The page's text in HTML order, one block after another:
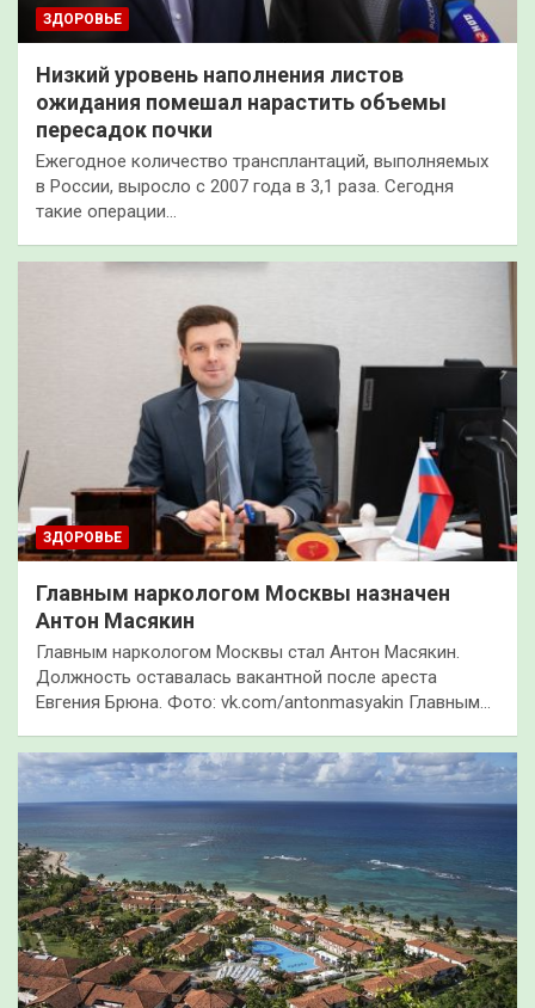
ЗДОРОВЬЕ
Низкий уровень наполнения листов
ожидания помешал нарастить объемы
пересадок почки
Ежегодное количество трансплантаций, выполняемых
в России, выросло с 2007 года в 3,1 раза. Сегодня
такие операции…
ЗДОРОВЬЕ
Главным наркологом Москвы назначен
Антон Масякин
Главным наркологом Москвы стал Антон Масякин.
Должность оставалась вакантной после ареста
Евгения Брюна. Фото: vk.com/antonmasyakin Главным…